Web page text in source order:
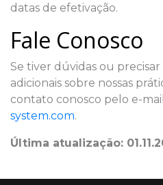
datas de efetivação.
Fale Conosco
Se tiver dúvidas ou
adicionais sobre nossas
contato conosco pelo e-mail
system.com.
Última atualização: